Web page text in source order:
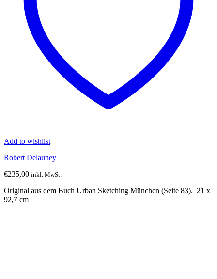
Add to wishlist
Robert Delauney
€235,00 inkl. MwSt.
Original aus dem Buch Urban Sketching München (Seite 83). 21 x
92,7 cm